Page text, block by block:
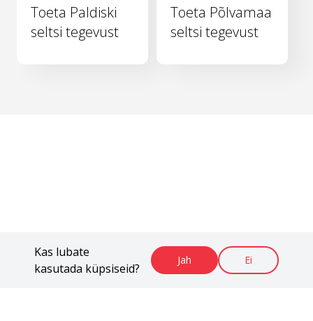
Kas lubate
kasutada küpsiseid?
Jah Ei
Toeta Paldiski
seltsi tegevust
Toeta Põlvamaa
seltsi tegevust